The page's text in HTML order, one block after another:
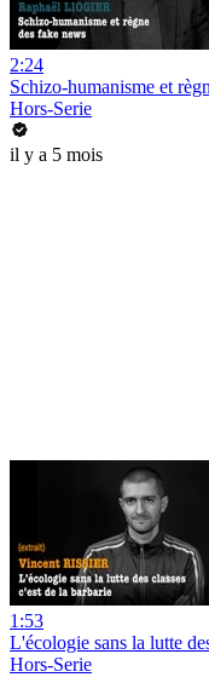
2:24
Schizo-humanisme et
Hors-Serie
il y a 5 mois
1:53
L'écologie sans la lutte
Hors-Serie